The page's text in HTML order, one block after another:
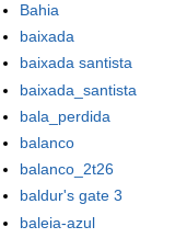
Bahia
baixada
baixada santista
baixada_santista
bala_perdida
balanco
balanco_2t26
baldur's gate 3
baleia-azul